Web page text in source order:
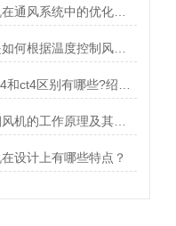
射流式诱导风机在通风系统中的优化设计
温控轴流风机是如何根据温度控制风扇转速的？
离心式消防排烟风机的工作原理及其优点介绍
设计上有哪些特点？